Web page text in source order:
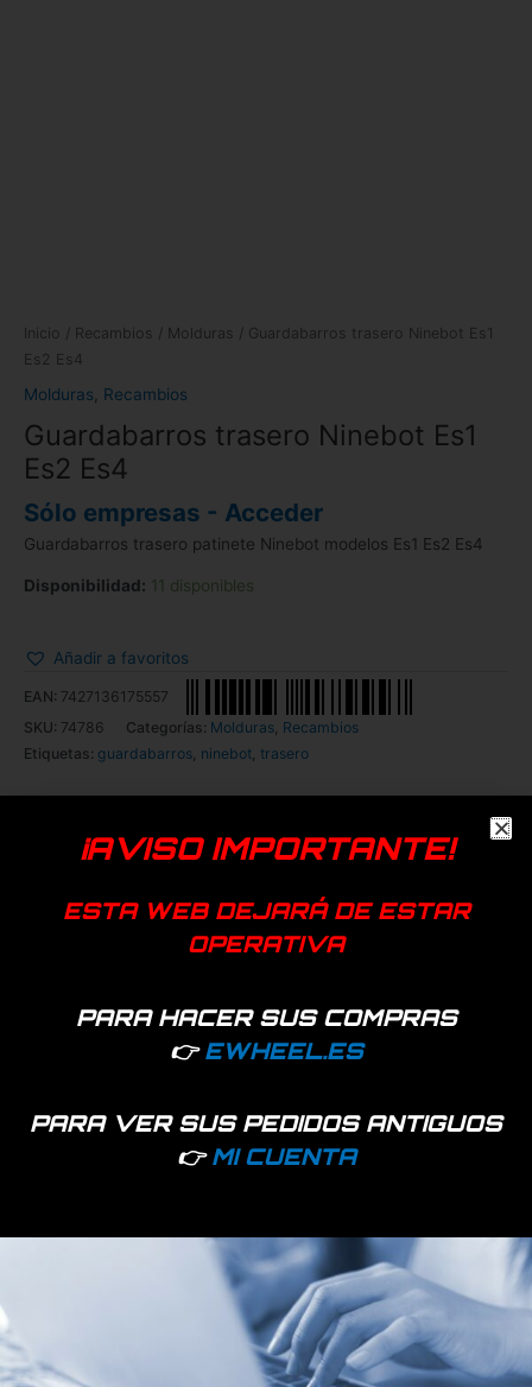
Inicio / Recambios / Molduras / Guardabarros trasero Ninebot Es1
Es2 Es4
Molduras Recambios
Guardabarros trasero Ninebot Es1
Es2 Es4
Sólo empresas - Acceder
Guardabarros trasero patinete Ninebot modelos Es1 Es2 Es4
Disponibilidad: 11 disponibles
Añadir a favoritos
EAN: 7427136175557
SKU: 74786 Categorías: Molduras, Recambios
Etiquetas: guardabarros, ninebot, trasero
Productos relacionados
1572 disponibles 819 disponibles
Soporte refuerzo
metalico guardabarros
8,5 Xiaomi 1S, Essential
y Pro2
¡AVISO IMPORTANTE!
ESTA WEB DEJARÁ DE ESTAR
OPERATIVA
PARA HACER SUS COMPRAS
👉EWHEEL.ES
PARA VER SUS PEDIDOS ANTIGUOS
👉MI CUENTA